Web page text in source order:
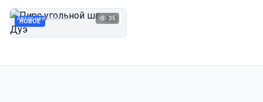
НОВОЕ 1923
Автор неизвестен 35